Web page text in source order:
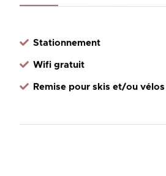
Stationnement
Wifi gratuit
Remise pour skis et/ou vélos